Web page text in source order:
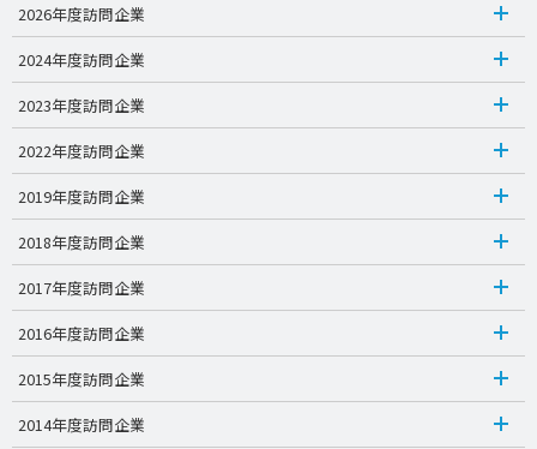
2026年度訪問企業
2024年度訪問企業
2023年度訪問企業
2022年度訪問企業
2019年度訪問企業
2018年度訪問企業
2017年度訪問企業
2016年度訪問企業
2015年度訪問企業
2014年度訪問企業